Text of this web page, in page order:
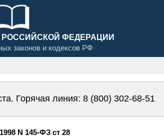
ФЕДЕРАЦИИ
законов и кодексов РФ
Горячая линия: 8 (800) 302-68-51
N 145-ФЗ ст 28